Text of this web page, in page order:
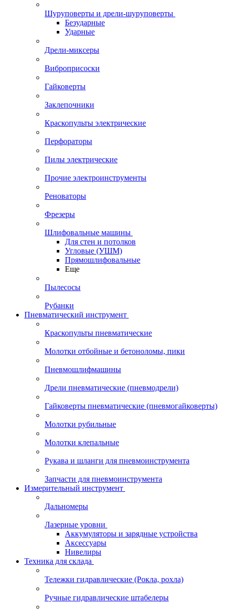
Шуруповерты и дрели-шуруповерты
Безударные
Ударные
Дрели-миксеры
Виброприсоски
Гайковерты
Заклепочники
Краскопульты электрические
Перфораторы
Пилы электрические
Прочие электроинструменты
Реноваторы
Фрезеры
Шлифовальные машины
Для стен и потолков
Угловые (УШМ)
Прямошлифовальные
Еще
Пылесосы
Рубанки
Пневматический инструмент
Краскопульты пневматические
Молотки отбойные и бетоноломы, пики
Пневмошлифмашины
Дрели пневматические (пневмодрели)
Гайковерты пневматические (пневмогайковерты)
Молотки рубильные
Молотки клепальные
Рукава и шланги для пневмоинструмента
Запчасти для пневмоинструмента
Измерительный инструмент
Дальномеры
Лазерные уровни
Аккумуляторы и зарядные устройства
Аксессуары
Нивелиры
Техника для склада
Тележки гидравлические (Рокла, рохла)
Ручные гидравлические штабелеры